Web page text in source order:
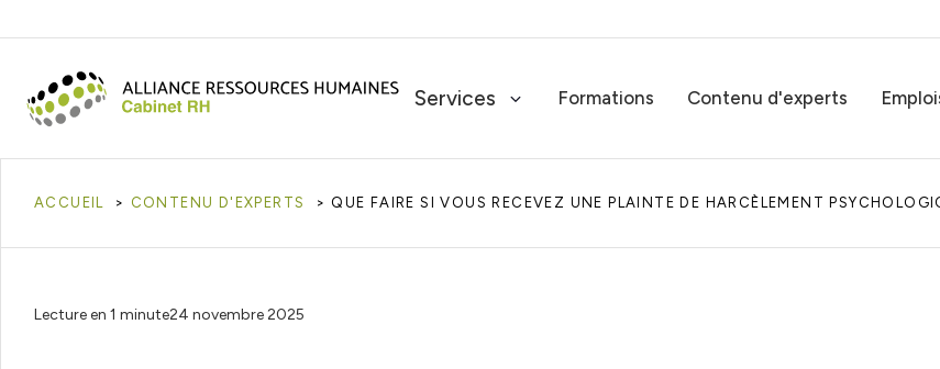
Services
Solutions RH sur mesure
Formations Contenu d'experts
ACCUEIL CONTENU D'EXPERTS QUE FAIRE SI VOUS RECEVEZ UNE PLAINTE DE HARCÈLEMENT
Lecture en 1 minute24 novembre 2025